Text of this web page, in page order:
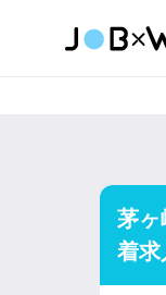
茅ヶ
着求